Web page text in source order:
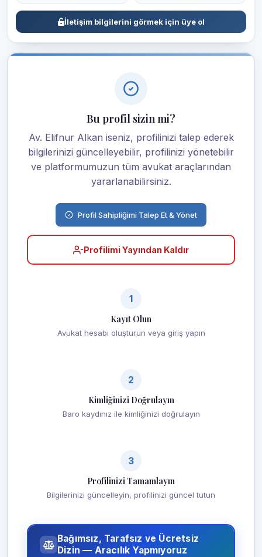
İletişim bilgilerini görmek için üye ol
Bu profil sizin mi?
Av. Elifnur Alkan iseniz, profilinizi talep ederek
bilgilerinizi güncelleyebilir, profilinizi yönetebilir
ve platformumuzun tüm avukat araçlarından
yararlanabilirsiniz.
Profil Sahipliğimi Talep Et & Yönet
Profilimi Yayından Kaldır
1
Kayıt Olun
Avukat hesabı oluşturun veya giriş yapın
2
Kimliğinizi Doğrulayın
Baro kaydınız ile kimliğinizi doğrulayın
3
Profilinizi Tamamlayın
Bilgilerinizi güncelleyin, profilinizi güncel tutun
Bağımsız, Tarafsız ve Ücretsiz
Dizin — Aracılık Yapmıyoruz